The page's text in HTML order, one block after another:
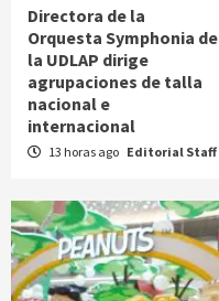
Directora de la
Orquesta Symphonia de
la UDLAP dirige
agrupaciones de talla
nacional e
internacional
13 horas ago Editorial Staff